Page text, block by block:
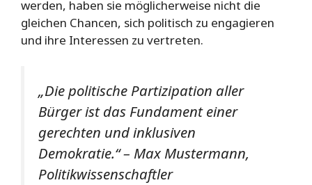
werden, haben sie möglicherweise nicht die
gleichen Chancen, sich politisch zu engagieren
und ihre Interessen zu vertreten.
„Die politische Partizipation aller
Bürger ist das Fundament einer
gerechten und inklusiven
Demokratie.“ – Max Mustermann,
Politikwissenschaftler